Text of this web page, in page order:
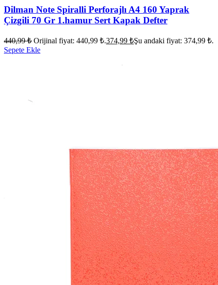
Dilman Note Spiralli Perforajlı A4 160 Yaprak
Çizgili 70 Gr 1.hamur Sert Kapak Defter
440,99₺ Orijinal fiyat: 440,99 ₺.374,99 ₺Şu andaki fiyat: 374,99 ₺.
Sepete Ekle